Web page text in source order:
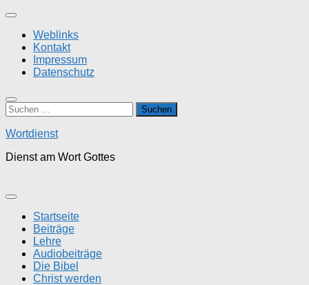
Zum
springenWeblinks
Kontakt
Impressum
Datenschutz
Suchen
nach:
Wortdienst
Dienst am Wort Gottes
Startseite
Beiträge
Lehre
Audiobeiträge
Die Bibel
Christ werden